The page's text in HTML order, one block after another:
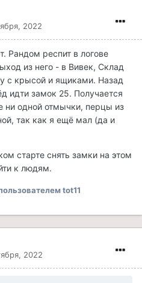
2022
Рандом респит в логове
из него - в Вивек, Склад
с крысой и ящиками. Назад
идти замок 25. Получается
одной отмычки, перцы из
так как я ещё мал (да и
старте снять замки на этом
к людям.
tot11
2022